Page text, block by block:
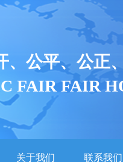
、公平、公正
FAIR FAIR
关于我们 联系我们